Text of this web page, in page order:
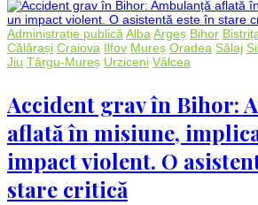
ce
a
Administrație publicăAlbaArgeș Bihor
Călărași Craiova Ilfov Mureș Oradea Sălaj
Jiu Târgu-Mureș Urziceni Vâlcea
Accident grav în Bihor:
aflată în misiune,
impact violent. O
stare critică